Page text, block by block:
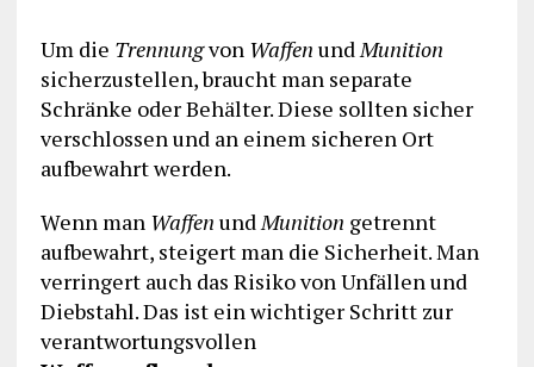
Um die Trennungvon Waffen undMunition
sicherzustellen, braucht man separate
Schränke oder Behälter. Diese sollten sicher
verschlossen und an einem sicheren Ort
aufbewahrt werden.
Wenn man Waffen undMunition getrennt
aufbewahrt, steigert man die Sicherheit. Man
verringert auch das Risiko von Unfällen und
Diebstahl. Das ist ein wichtiger Schritt zur
verantwortungsvollen